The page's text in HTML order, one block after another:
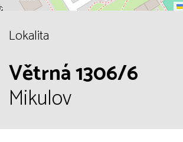
Lokalita
Větrná 1306/6
Mikulov